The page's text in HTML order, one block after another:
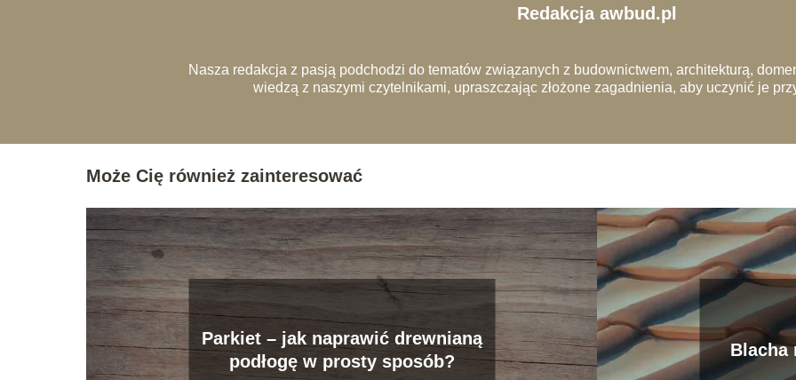
Redakcja awbud.pl
Nasza redakcja z pasją podchodzi do tematów związanych z budownictwem, architekturą,
wiedzą z naszymi czytelnikami, upraszczając złożone zagadnienia, aby uczynić je
Może Cię również zainteresować
Parkiet – jak naprawić drewnianą
podłogę w prosty sposób?
Blacha